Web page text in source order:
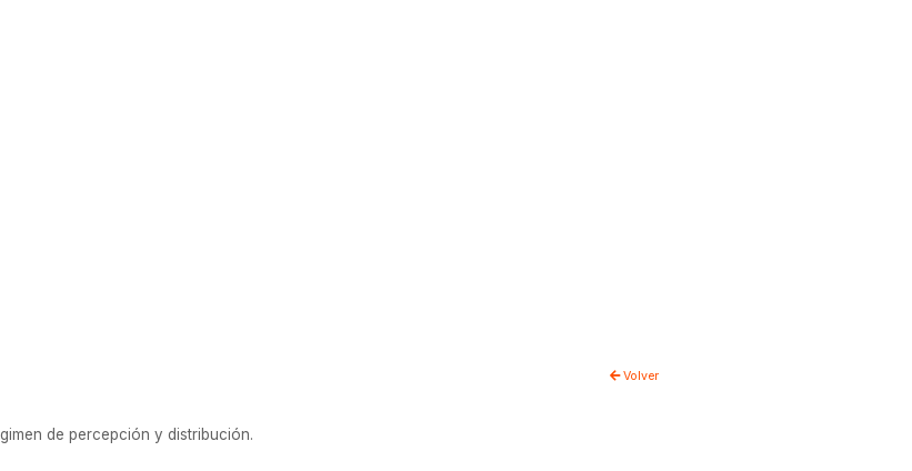
Volver
de percepción y distribución.